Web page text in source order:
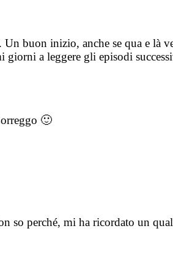
Un buon inizio, anche se qua e là
giorni a leggere gli episodi
🙂
so perché, mi ha ricordato un